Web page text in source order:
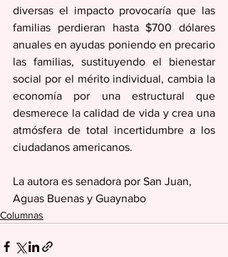
diversas el impacto provocaría que las
familias perdieran hasta $700 dólares
anuales en ayudas poniendo en precario
las familias, sustituyendo el bienestar
social por el mérito individual, cambia la
economía por una estructural que
desmerece la calidad de vida y crea una
atmósfera de total incertidumbre a los
ciudadanos americanos.
La autora es senadora por San Juan,
Aguas Buenas y Guaynabo
Columnas